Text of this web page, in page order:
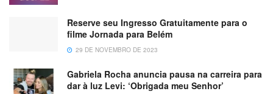
Reserve seu Ingresso Gratuitamente para o
filme Jornada para Belém
29 DE NOVEMBRO DE 2023
Gabriela Rocha anuncia pausa na carreira para
dar à luz Levi: ‘Obrigada meu Senhor’